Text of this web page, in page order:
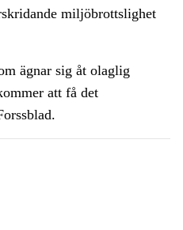
miljöbrottslighet
ägnar sig åt olaglig
att få det